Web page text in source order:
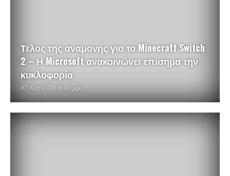
Τέλος της αναμονής για το Minecraft Switch
2 – Η Microsoft ανακοινώνει επίσημα την
κυκλοφορία
07 Αυγ 2026 6:00 μμ